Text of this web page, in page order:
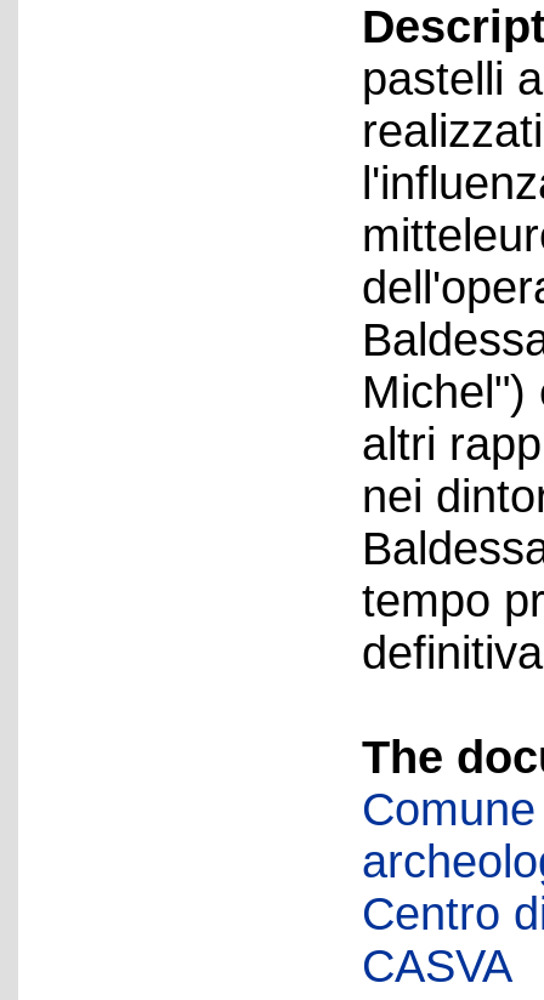
pastelli
Michel")
altri
nei
tempo
The
Centro
CASVA